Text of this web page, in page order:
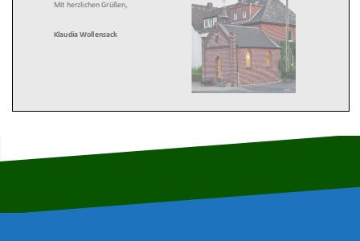
Mit herzlichen Grüßen,
Klaudia Wollensack